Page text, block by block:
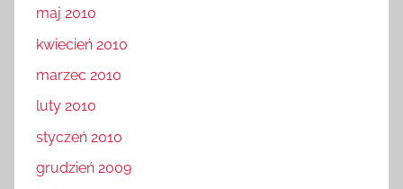
maj 2010
kwiecień 2010
marzec 2010
luty 2010
styczeń 2010
grudzień 2009